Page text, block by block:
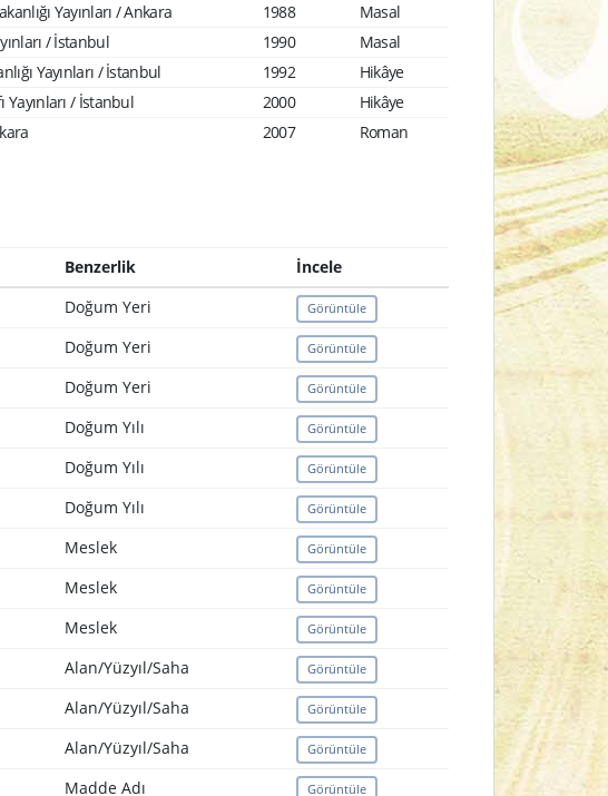
Yayınları / Ankara 1988
Masal
/ İstanbul 1990
Masal
Yayınları / İstanbul 1992
Hikâye
Yayınları / İstanbul 2000
Hikâye
2007 Roman
Benzerlik
İncele
Doğum Yeri Görüntüle
Doğum Yeri Görüntüle
Doğum Yeri Görüntüle
Doğum Yılı Görüntüle
Doğum Yılı Görüntüle
Doğum Yılı Görüntüle
Meslek Görüntüle
Meslek Görüntüle
Meslek Görüntüle
Alan/Yüzyıl/Saha Görüntüle
Alan/Yüzyıl/Saha Görüntüle
Alan/Yüzyıl/Saha Görüntüle
Madde Adı Görüntüle